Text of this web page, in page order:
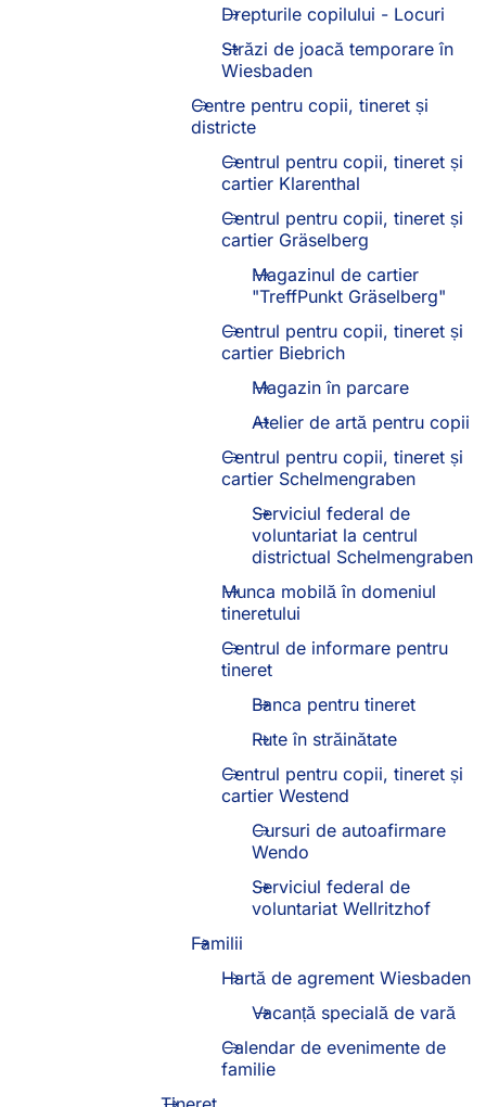
Drepturile copilului - Locuri
Străzi de joacă temporare în
Wiesbaden
Centre pentru copii, tineret și
districte
Centrul pentru copii, tineret și
cartier Klarenthal
Centrul pentru copii, tineret și
cartier Gräselberg
Magazinul de cartier
"TreffPunkt Gräselberg"
Centrul pentru copii, tineret și
cartier Biebrich
Magazin în parcare
Atelier de artă pentru copii
Centrul pentru copii, tineret și
cartier Schelmengraben
Serviciul federal de
voluntariat la centrul
districtual Schelmengraben
Munca mobilă în domeniul
tineretului
Centrul de informare pentru
tineret
Banca pentru tineret
Rute în străinătate
Centrul pentru copii, tineret și
cartier Westend
Cursuri de autoafirmare
Wendo
Serviciul federal de
voluntariat Wellritzhof
Familii
Hartă de agrement Wiesbaden
Vacanță specială de vară
Calendar de evenimente de
familie